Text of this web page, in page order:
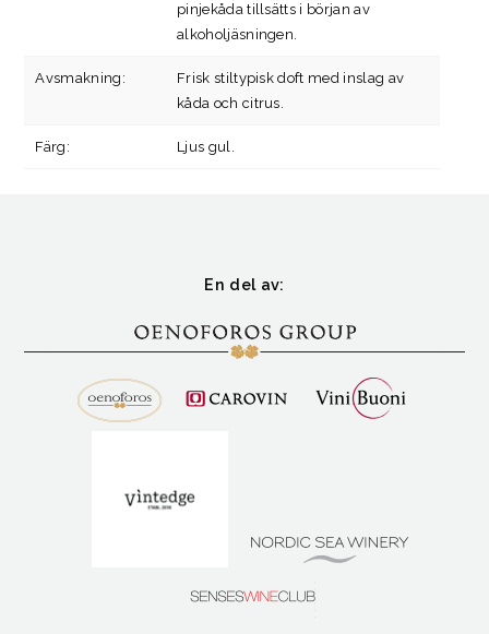
pinjekåda tillsätts i början av
alkoholjäsningen.
Avsmakning:
Frisk stiltypisk doft med inslag av
kåda och citrus.
Färg: Ljus gul.
En del av: